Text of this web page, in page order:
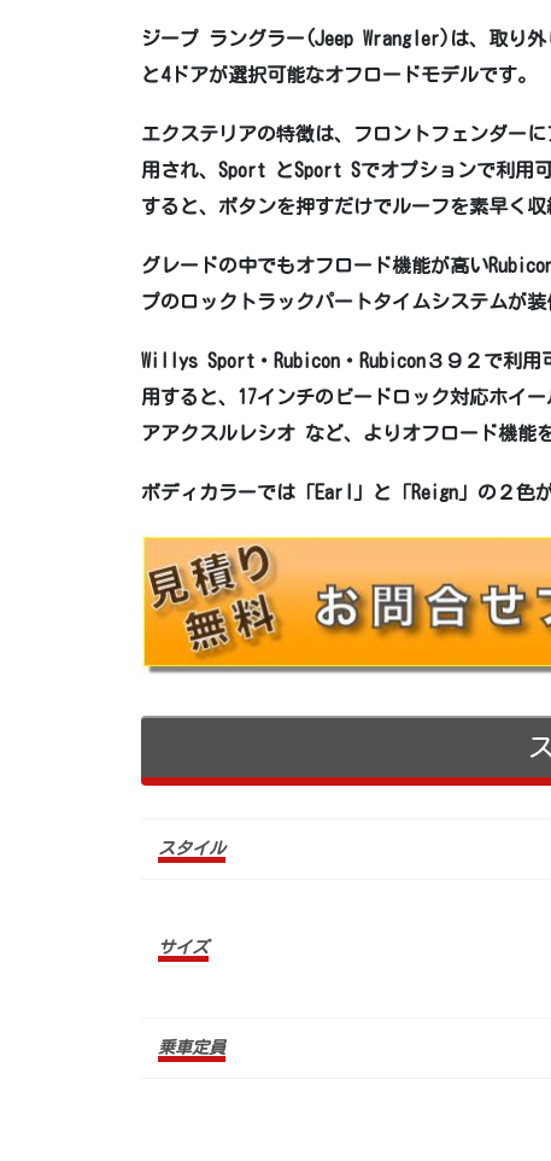
ジープ ラングラー(Jeep Wrangler)は、取り
と4ドアが選択可能なオフロードモデルです。
エクステリアの特徴は、フロントフェンダー
用され、Sport とSport Sでオプションで利用可
すると、ボタンを押すだけでルーフを素早く
グレードの中でもオフロード機能が高い
プのロックトラックパートタイムシステムが装
Willys Sport・Rubicon・Rubicon３９２で利用
用すると、17インチのビードロック対応ホイ
アアクスルレシオ など、よりオフロード機能
ボディカラーでは「Earl」と「Reign」の２色
スタイル
サイズ
乗車定員